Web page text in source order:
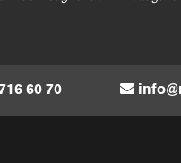
60 70